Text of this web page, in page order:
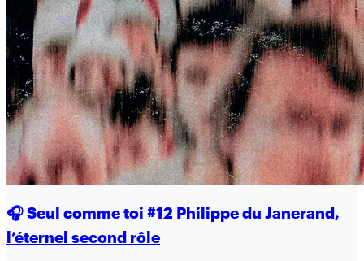
🎧 Seul comme toi #12 Philippe du Janerand,
l’éternel second rôle